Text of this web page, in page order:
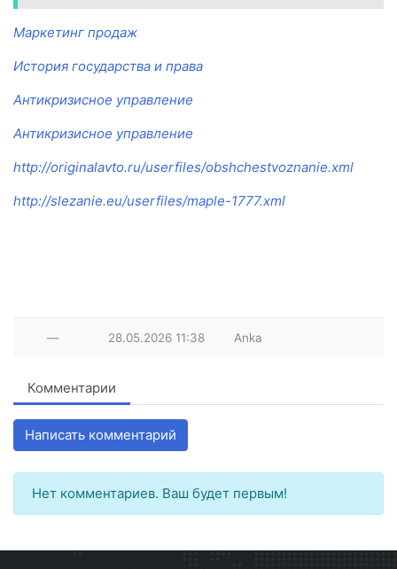
Маркетинг продаж
История государства и права
Антикризисное управление
Антикризисное управление
http://originalavto.ru/userfiles/obshchestvoznanie.xml
http://slezanie.eu/userfiles/maple-1777.xml
— 28.05.2026 11:38 Anka
Комментарии
Написать комментарий
Нет комментариев. Ваш будет первым!